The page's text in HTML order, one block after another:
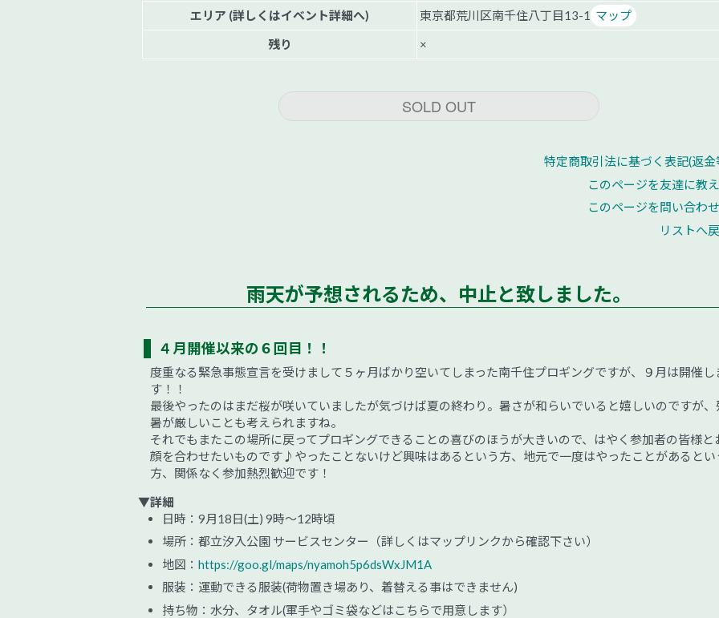
エリア (詳しくはイベント詳細へ)
東京都荒川区南千住八丁目13-1 マップ
残り
×
SOLD OUT
特定商取引法に基づく表記(返金
このページを友達に教
このページを問い合わ
リストへ
雨天が予想されるため、中止と致しました。
４月開催以来の６回目！！
度重なる緊急事態宣言を受けまして５ヶ月ばかり空いてしまった南千住プロギングですが、９月は開催し
す！！
最後やったのはまだ桜が咲いていましたが気づけば夏の終わり。暑さが和らいでいると嬉しいのですが、
暑が厳しいことも考えられますね。
それでもまたこの場所に戻ってプロギングできることの喜びのほうが大きいので、はやく参加者の皆様と
顔を合わせたいものです♪やったことないけど興味はあるという方、地元で一度はやったことがあるとい
方、関係なく参加熱烈歓迎です！
▼詳細
日時：9月18日(土) 9時～12時頃
場所：都立汐入公園 サービスセンター（詳しくはマップリンクから確認下さい）
地図： https://goo.gl/maps/nyamoh5p6dsWxJM1A
服装：運動できる服装(荷物置き場あり、着替える事はできません)
持ち物：水分、タオル(軍手やゴミ袋などはこちらで用意します）